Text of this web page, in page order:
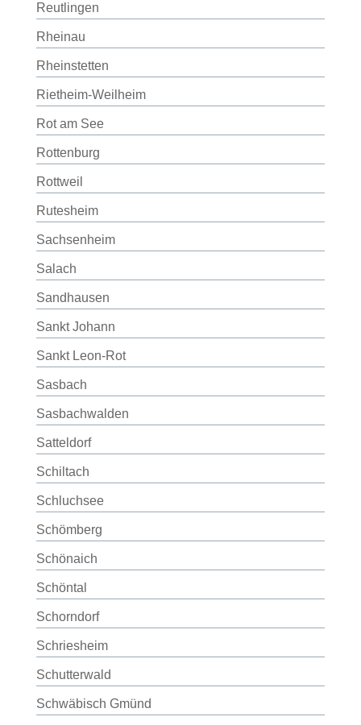
Reutlingen
Rheinau
Rheinstetten
Rietheim-Weilheim
Rot am See
Rottenburg
Rottweil
Rutesheim
Sachsenheim
Salach
Sandhausen
Sankt Johann
Sankt Leon-Rot
Sasbach
Sasbachwalden
Satteldorf
Schiltach
Schluchsee
Schömberg
Schönaich
Schöntal
Schorndorf
Schriesheim
Schutterwald
Schwäbisch Gmünd